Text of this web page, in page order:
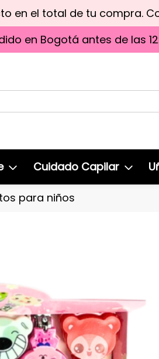
en el total de tu compra.
en Bogotá antes de las
Cuidado Capilar
para niños